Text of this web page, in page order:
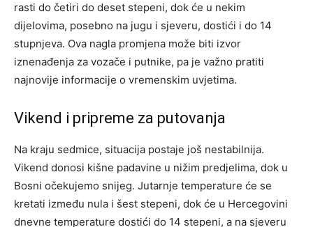
rasti do četiri do deset stepeni, dok će u nekim
dijelovima, posebno na jugu i sjeveru, dostići i do 14
stupnjeva. Ova nagla promjena može biti izvor
iznenađenja za vozače i putnike, pa je važno pratiti
najnovije informacije o vremenskim uvjetima.
Vikend i pripreme za putovanja
Na kraju sedmice, situacija postaje još nestabilnija.
Vikend donosi kišne padavine u nižim predjelima, dok u
Bosni očekujemo snijeg. Jutarnje temperature će se
kretati između nula i šest stepeni, dok će u Hercegovini
dnevne temperature dostići do 14 stepeni, a na sjeveru